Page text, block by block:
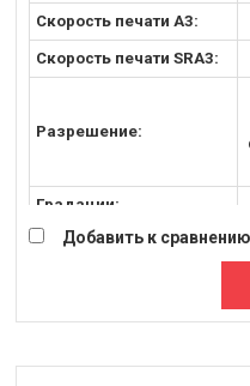
Скорость печати A3:
Скорость печати SRA3:
Разрешение:
Градации:
Плотность бумаги [г/м2]:
Добавить к сравнению